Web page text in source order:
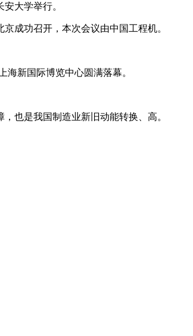
大学举行。
成功召开，本次会议由中国工程机。
新国际博览中心圆满落幕。
也是我国制造业新旧动能转换、高。